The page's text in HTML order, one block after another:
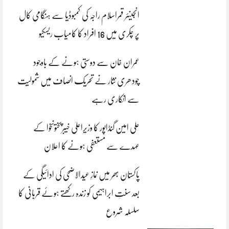
انجینئر قمراسلام راجہ کی کمبوڈیا سے ہنگامی کال
پر چکری میں 16 افراد کا کامیاب ریسکیو
عمران خان سے دوستی ہونے کے باوجود
چودھری نثار نے تحریک انصاف میں شمولیت
سے انکاری رہے
علی امین گنڈاپور کا وزیراعلیٰ خیبرپختونخوا کے
عہدے سے مستعفی ہونے کا اعلان
پاکستان بھر میں نمازِ عیدالاضحی کی ادائیگی کے
بعد سنتِ ابراہیمی کو زندہ رکھتے ہوئے قربانی کا
سلسلہ شروع